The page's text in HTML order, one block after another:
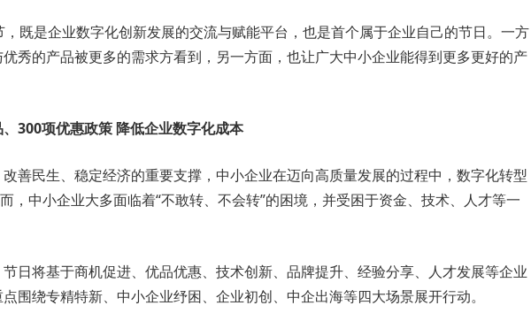
，既是企业数字化创新发展的交流与赋能平台，也是首个属于企业自己的节日。一方
秀的产品被更多的需求方看到，另一方面，也让广大中小企业能得到更多更好的产
300项优惠政策 降低企业数字化成本
善民生、稳定经济的重要支撑，中小企业在迈向高质量发展的过程中，数字化转型
，中小企业大多面临着“不敢转、不会转”的困境，并受困于资金、技术、人才等一
日将基于商机促进、优品优惠、技术创新、品牌提升、经验分享、人才发展等企业
围绕专精特新、中小企业纾困、企业初创、中企出海等四大场景展开行动。